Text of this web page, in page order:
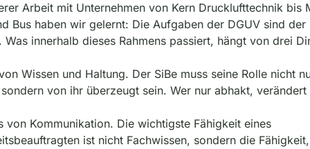
Arbeit mit Unternehmen von Kern Drucklufttechnik bis
Bus haben wir gelernt: Die Aufgaben der DGUV sind der
Was innerhalb dieses Rahmens passiert, hängt von drei
Wissen und Haltung. Der SiBe muss seine Rolle nicht
von ihr überzeugt sein. Wer nur abhakt, verändert
von Kommunikation. Die wichtigste Fähigkeit eines
ist nicht Fachwissen, sondern die Fähigkeit,